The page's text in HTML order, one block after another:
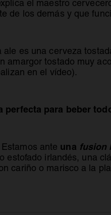
el maestro
de los demás y que
ale es una cerveza
amargor tostado muy
en el vídeo).
perfecta para beber
Estamos ante una fusion
estofado irlandés, una
cariño o marisco a la